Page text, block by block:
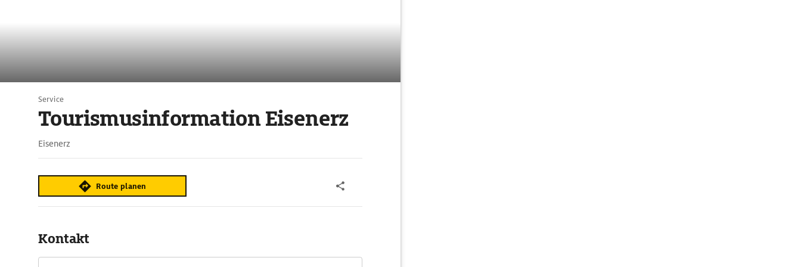
Service
Tourismusinformation Eisenerz
Eisenerz
Route planen
Kontakt